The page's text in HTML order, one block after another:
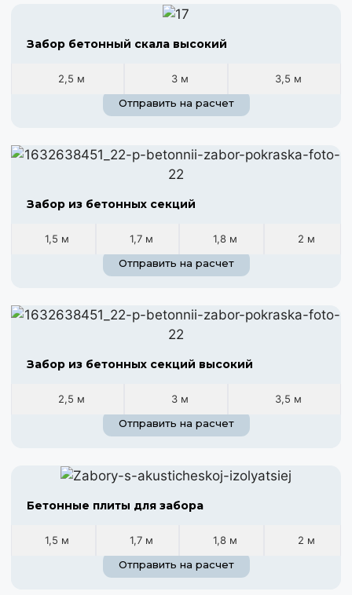
Забор бетонный скала высокий
2,5 м 3 м
3,5 м
Отправить на расчет
Забор из бетонных секций
1,5 м 1,7 м 1,8 м
2 м
Отправить на расчет
Забор из бетонных секций высокий
2,5 м 3 м
3,5 м
Отправить на расчет
Бетонные плиты для забора
1,5 м 1,7 м 1,8 м
2 м
Отправить на расчет